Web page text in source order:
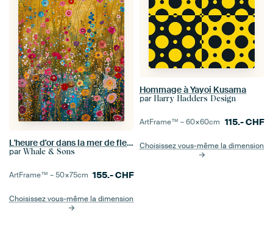
L'heure d'or dans la mer de fleurs
par Whale & Sons
ArtFrame™ –50×75cm 155.-CHF
Choisissez vous-même la dimension
Hommage à Yayoi Kusama
par Harry Hadders Design
ArtFrame™ –60×60cm 115.-CHF
Choisissez vous-même la dimension